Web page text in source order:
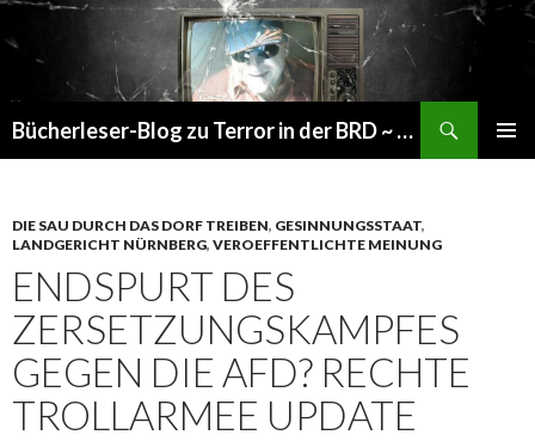
Bücherleser-Blog zu Terror in der BRD ~ die gemachte Realität
DIE SAU DURCH DAS DORF TREIBEN, GESINNUNGSSTAAT,
LANDGERICHT NÜRNBERG, VEROEFFENTLICHTE MEINUNG
ENDSPURT DES
ZERSETZUNGSKAMPFES
GEGEN DIE AFD? RECHTE
TROLLARMEE UPDATE